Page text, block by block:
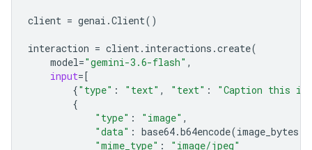
client = genai .Client()
interaction = client. interactions .create(
model="gemini-3.6-flash" ,
input=[
{"type" : "text" , "text" :
"Caption this
{
"type" : "image" ,
"data" : base64.b64encode(image_bytes
"mime_type" :
"image/jpeg"